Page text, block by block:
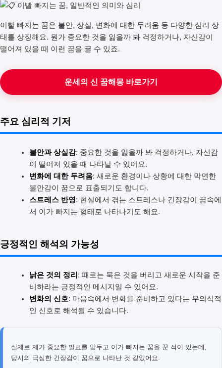
이빨 빠지는 꿈은 불안, 상실, 변화에 대한 두려움 등 다양한 심리 상
태를 상징해요. 뭔가 중요한 것을 잃을까 봐 걱정하거나, 자신감이
떨어져 있을 때 이런 꿈을 꿀 수 있죠.
운세의 신 꿈해몽 바로가기
주요 심리적 기저
불안과 상실감: 중요한 것을 잃을까 봐 걱정하거나, 자신감
이 떨어져 있을 때 나타날 수 있어요.
변화에 대한 두려움: 새로운 환경이나 상황에 대한 막연한
불안감이 꿈으로 표출되기도 합니다.
스트레스 반영: 현실에서 겪는 스트레스나 긴장감이 꿈속에
서 이가 빠지는 형태로 나타나기도 해요.
긍정적인 해석의 가능성
낡은 것의 정리: 때로는 묵은 것을 버리고 새로운 시작을 준
비하라는 긍정적인 메시지일 수 있어요.
변화의 신호: 마음속에서 변화를 준비하고 있다는 무의식적
인 신호로 해석될 수 있습니다.
실제로 제가 중요한 발표를 앞두고 이가 빠지는 꿈을 꾼 적이 있는데,
당시의 극심한 긴장감이 꿈으로 나타난 것 같았어요.